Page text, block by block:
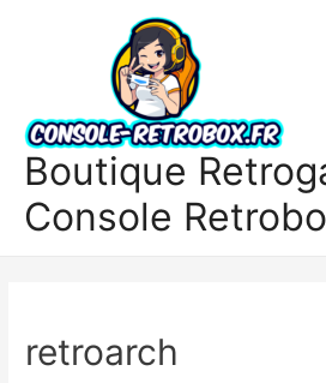
Boutique
Console
retroarch